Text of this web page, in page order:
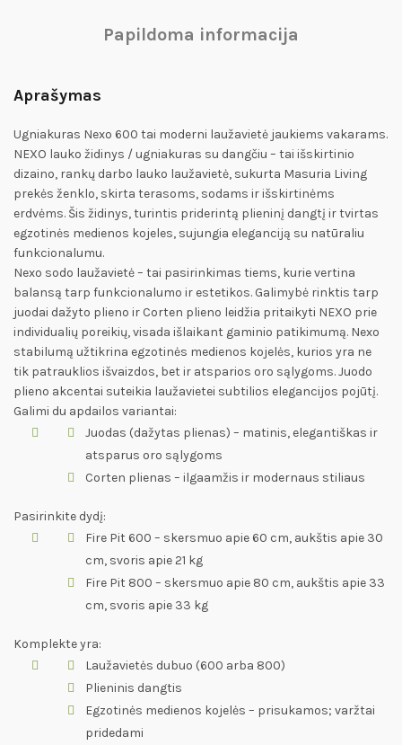
Papildoma informacija
Aprašymas
Ugniakuras Nexo 600 tai moderni laužavietė jaukiems vakarams.
NEXO lauko židinys / ugniakuras su dangčiu – tai išskirtinio
dizaino, rankų darbo lauko laužavietė, sukurta Masuria Living
prekės ženklo, skirta terasoms, sodams ir išskirtinėms
erdvėms. Šis židinys, turintis priderintą plieninį dangtį ir tvirtas
egzotinės medienos kojeles, sujungia eleganciją su natūraliu
funkcionalumu.
Nexo sodo laužavietė – tai pasirinkimas tiems, kurie vertina
balansą tarp funkcionalumo ir estetikos. Galimybė rinktis tarp
juodai dažyto plieno ir Corten plieno leidžia pritaikyti NEXO prie
individualių poreikių, visada išlaikant gaminio patikimumą. Nexo
stabilumą užtikrina egzotinės medienos kojelės, kurios yra ne
tik patrauklios išvaizdos, bet ir atsparios oro sąlygoms. Juodo
plieno akcentai suteikia laužavietei subtilios elegancijos pojūtį.
Galimi du apdailos variantai:
Juodas (dažytas plienas) – matinis, elegantiškas ir
atsparus oro sąlygoms
Corten plienas – ilgaamžis ir modernaus stiliaus
Pasirinkite dydį:
Fire Pit 600 – skersmuo apie 60 cm, aukštis apie 30
cm, svoris apie 21 kg
Fire Pit 800 – skersmuo apie 80 cm, aukštis apie 33
cm, svoris apie 33 kg
Komplekte yra:
Laužavietės dubuo (600 arba 800)
Plieninis dangtis
Egzotinės medienos kojelės – prisukamos; varžtai
pridedami